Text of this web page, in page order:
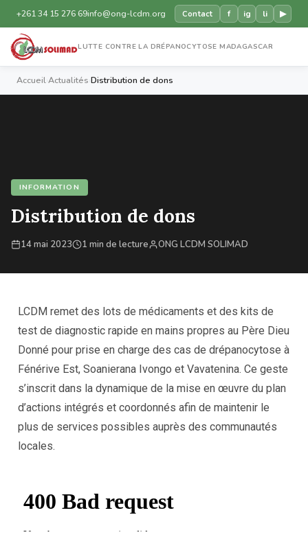
+261 34 15 276 69info@ong-lcdm.org Contact f ig li ▶
LUTTE CONTRE LA DRÉPANOCYTOSE MADAGASCAR
AccueilActualités Distribution de dons
INFORMATION
Distribution de dons
14 mai 2023 1 min de lecture ONG LCDM SOLIMAD
LCDM remet des lots de médicaments et des kits de
test de diagnostic rapide en mains propres au Père Dieu
Donné pour prise en charge des cas de drépanocytose à
Fénérive Est, Soanierana Ivongo et Vavatenina. Ce geste
s’inscrit dans la dynamique de la mise en œuvre du plan
d’actions intégrés et coordonnés afin de maintenir le
plus de services possibles auprès des communautés
locales.